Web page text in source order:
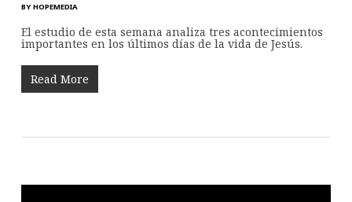
BY HOPEMEDIA
El estudio de esta semana analiza tres acontecimientos
importantes en los últimos días de la vida de Jesús.
Read More